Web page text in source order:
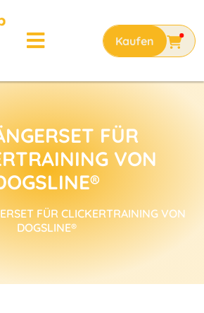
FÜR
VON
FÜR CLICKERTRAINING VON
DOGSLINE®